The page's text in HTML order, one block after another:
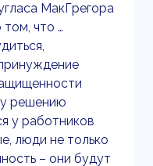
МакГрегора
том, что …
решению
у работников
люди не только
– они будут